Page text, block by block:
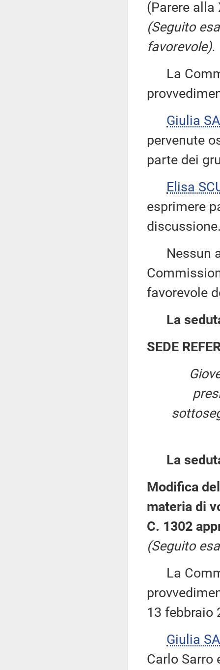
(Parere alla
(Seguito
favorevole).
La
Giulia
pervenute
parte dei
Elisa
esprimere
Nessun
favorevole
La
SEDE
La
Modifica
materia di
C. 1302
(Seguito
La
13 febbraio
Giulia
Carlo Sarro